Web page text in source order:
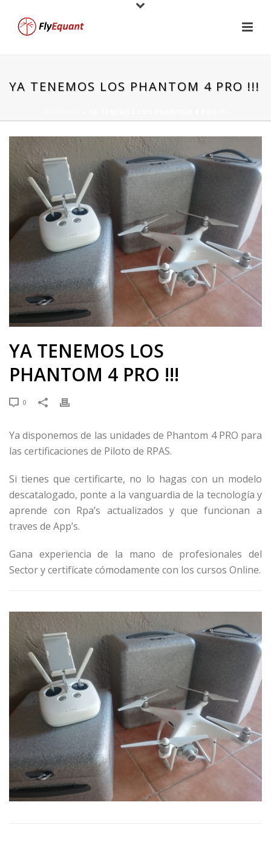
YA TENEMOS LOS PHANTOM 4 PRO !!!
YA TENEMOS LOS
PHANTOM 4 PRO !!!
0
Ya disponemos de las unidades de Phantom 4 PRO para
las certificaciones de Piloto de RPAS.
Si tienes que certificarte, no lo hagas con un modelo
descatalogado, ponte a la vanguardia de la tecnología y
aprende con Rpa’s actualizados y que funcionan a
traves de App’s.
Gana experiencia de la mano de profesionales del
Sector y certifícate cómodamente con los cursos Online.